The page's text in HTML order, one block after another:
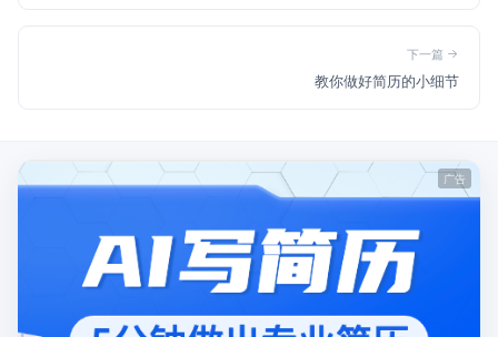
下一篇
教你做好简历的小细节